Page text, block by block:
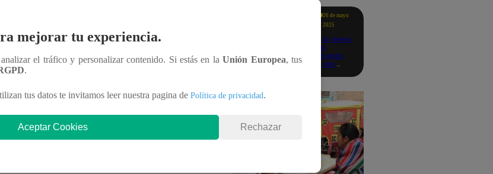
Compartir
sociales al unirse a la fiebre del “X
que han popularizado Nicky Jam y J
26 de mayo
2025
Revisa si tienes
deudas
consultando
con tu DNI:
mejorar tu experiencia.
el tráfico y personalizar contenido. Si estás en laUnión Europea, tus
.
tus datos te invitamos leer nuestra pagina de Política de privacidad.
Aceptar Cookies Rechazar